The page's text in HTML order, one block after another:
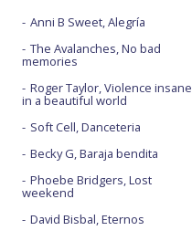
Anni B Sweet, Alegría
The Avalanches, No bad
memories
Roger Taylor, Violence insane
in a beautiful world
Soft Cell, Danceteria
Becky G, Baraja bendita
Phoebe Bridgers, Lost
weekend
David Bisbal, Eternos